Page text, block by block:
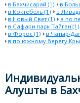
в Бахчисарай (1)
в
в Коктебель (1)
в
в Новый Свет (1)
в по
в Сафари парк Тайган (1)
в Форос (1)
в Чатыр-
в по южному берегу
Алушты в